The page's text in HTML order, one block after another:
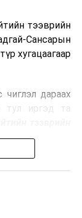
ашиглаж
үйлдвэрээс
технологи
лаг
цахилгаан
лагийн
тээврийн
Сансарын
хугацаагаар
дараах
тул иргэд та